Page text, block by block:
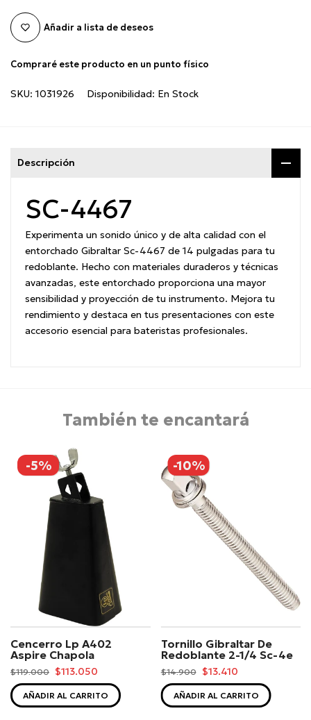
Añadir a lista de deseos
Compraré este producto en un punto físico
SKU: 1031926 Disponibilidad: En Stock
Descripción
SC-4467
Experimenta un sonido único y de alta calidad con el
entorchado Gibraltar Sc-4467 de 14 pulgadas para tu
redoblante. Hecho con materiales duraderos y técnicas
avanzadas, este entorchado proporciona una mayor
sensibilidad y proyección de tu instrumento. Mejora tu
rendimiento y destaca en tus presentaciones con este
accesorio esencial para bateristas profesionales.
También te encantará
-5%
Cencerro Lp A402
Aspire Chapola
$119.000 $113.050
AÑADIR AL CARRITO
-10%
Tornillo Gibraltar De
Redoblante 2-1/4 Sc-4e
$14.900 $13.410
AÑADIR AL CARRITO